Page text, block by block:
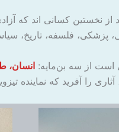
از نخستین کسانی اند که
پزشکی، فلسفه، تاریخ،
است از سه بن‌مایه: انسان،
را آفرید که نماینده